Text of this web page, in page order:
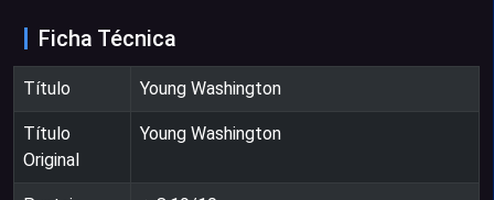
Ficha Técnica
Título Young Washington
Título
Original
Young Washington